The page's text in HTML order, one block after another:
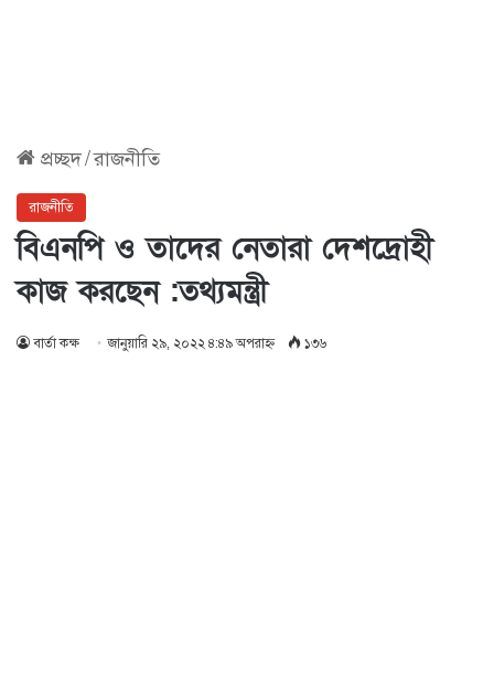
প্রচ্ছদ/রাজনীতি
রাজনীতি
বিএনপি ও তাদের নেতারা দেশদ্রোহী
কাজ করছেন :তথ্যমন্ত্রী
বার্তা কক্ষ জানুয়ারি ২৯, ২০২২ ৪:৪৯ অপরাহ্ণ ১৩৬